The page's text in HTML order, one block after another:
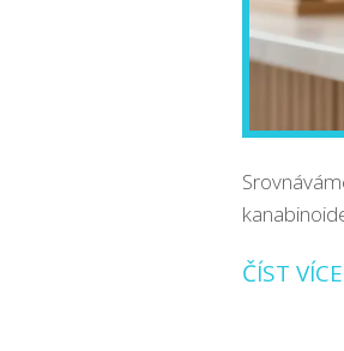
ČÍST VÍCE